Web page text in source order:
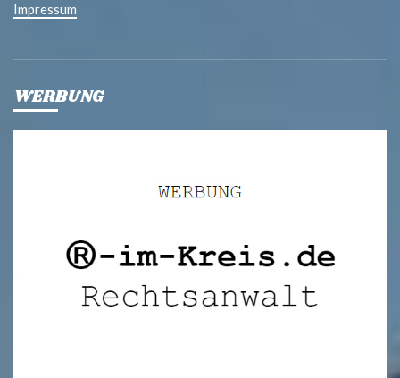
Impressum
WERBUNG